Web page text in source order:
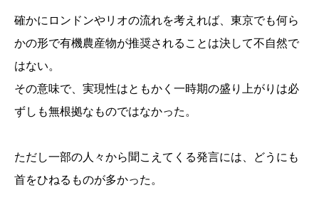
確かにロンドンやリオの流れを考えれば、東京でも何ら
かの形で有機農産物が推奨されることは決して不自然で
はない。
その意味で、実現性はともかく一時期の盛り上がりは必
ずしも無根拠なものではなかった。
ただし一部の人々から聞こえてくる発言には、どうにも
首をひねるものが多かった。